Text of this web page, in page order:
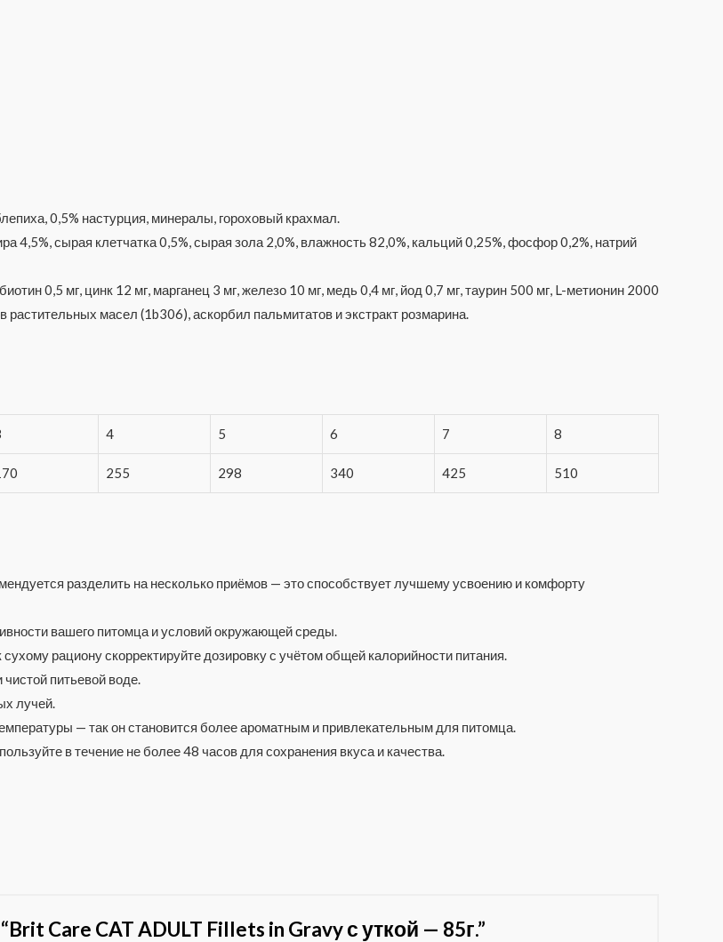
0,5% настурция, минералы, гороховый крахмал.
4,5%, сырая клетчатка 0,5%, сырая зола 2,0%, влажность 82,0%, кальций 0,25%, фосфор 0,2%, натрий
0,5 мг, цинк 12 мг, марганец 3 мг, железо 10 мг, медь 0,4 мг, йод 0,7 мг, таурин 500 мг, L-метионин 2000
масел (1b306), аскорбил пальмитатов и экстракт розмарина.
4 5 6 7 8
255 298 340 425 510
разделить на несколько приёмов — это способствует лучшему усвоению и комфорту
вашего питомца и условий окружающей среды.
рациону скорректируйте дозировку с учётом общей калорийности питания.
питьевой воде.
лучей.
— так он становится более ароматным и привлекательным для питомца.
в течение не более 48 часов для сохранения вкуса и качества.
Care CAT ADULT Fillets in Gravy с уткой — 85г.”